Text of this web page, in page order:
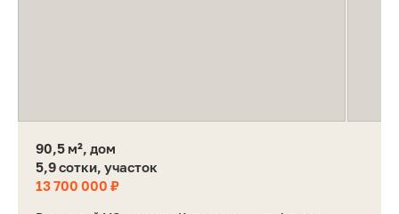
90,5 м², дом
5,9 сотки, участок
13 700 000 ₽